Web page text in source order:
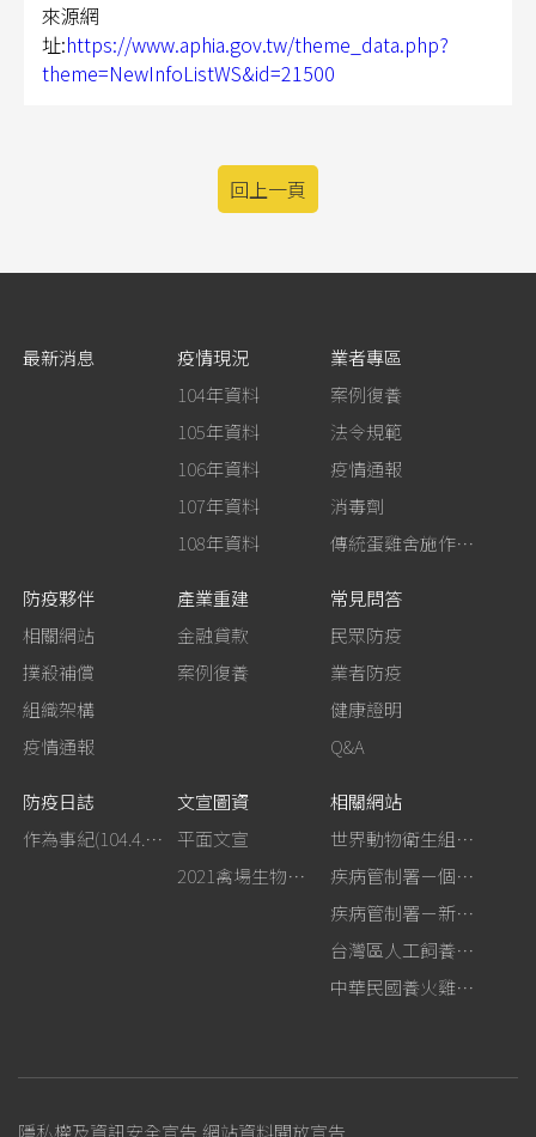
來源網
址:https://www.aphia.gov.tw/theme_data.php?
theme=NewInfoListWS&id=21500
回上一頁
最新消息
疫情現況
104年資料
105年資料
106年資料
107年資料
108年資料
業者專區
案例復養
法令規範
疫情通報
消毒劑
傳統蛋雞舍施作生石灰消毒
防疫夥伴
相關網站
撲殺補償
組織架構
疫情通報
產業重建
金融貸款
案例復養
常見問答
民眾防疫
業者防疫
健康證明
Q&A
防疫日誌
作為事紀(104.4.13行政院新聞傳播處彙整)
文宣圖資
平面文宣
2021禽場生物安全手冊
相關網站
世界動物衛生組織－禽流感網站
疾病管制署－個人防護裝備使用建議
疾病管制署－新型A型流感專區
台灣區人工飼養鴕鳥協會
中華民國養火雞協會